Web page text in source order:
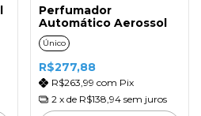
Perfumador
Automático Aerossol
Único
R$277,88
R$263,99 com Pix
2 x de R$138,94 sem juros